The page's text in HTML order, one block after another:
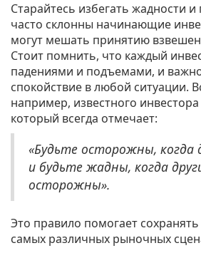
Старайтесь избегать жадности
часто склонны начинающие
могут мешать принятию
Стоит помнить, что каждый
падениями и подъемами, и
спокойствие в любой ситуации.
например, известного
который всегда отмечает:
«Будьте осторожны, когда
и будьте жадны, когда
осторожны».
Это правило помогает
самых различных рыночных